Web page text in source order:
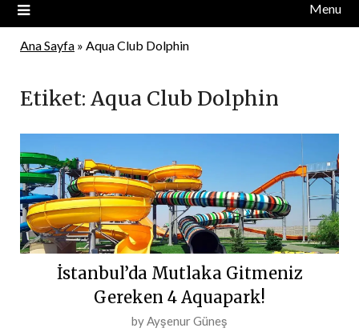
Menu
Ana Sayfa » Aqua Club Dolphin
Etiket: Aqua Club Dolphin
İstanbul’da Mutlaka Gitmeniz
Gereken 4 Aquapark!
Posted
byAyşenur Güneş